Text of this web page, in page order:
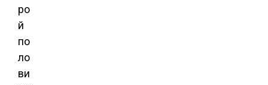
ро
й
по
ло
ви